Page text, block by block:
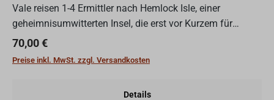
Vale reisen 1-4 Ermittler nach Hemlock Isle, einer
geheimnisumwitterten Insel, die erst vor Kurzem für
Besucher zugänglich wurde. Tagsüber knüpft ihr Kontakte
mit den...
Regulärer Preis:
70,00 €
Preise inkl. MwSt. zzgl. Versandkosten
Details